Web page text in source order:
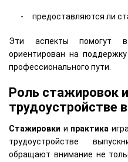
предоставляются ли
Эти аспекты помогут
ориентирован на
профессионального пути.
Роль стажировок
трудоустройстве
Стажировки и практика
трудоустройстве
обращают внимание не